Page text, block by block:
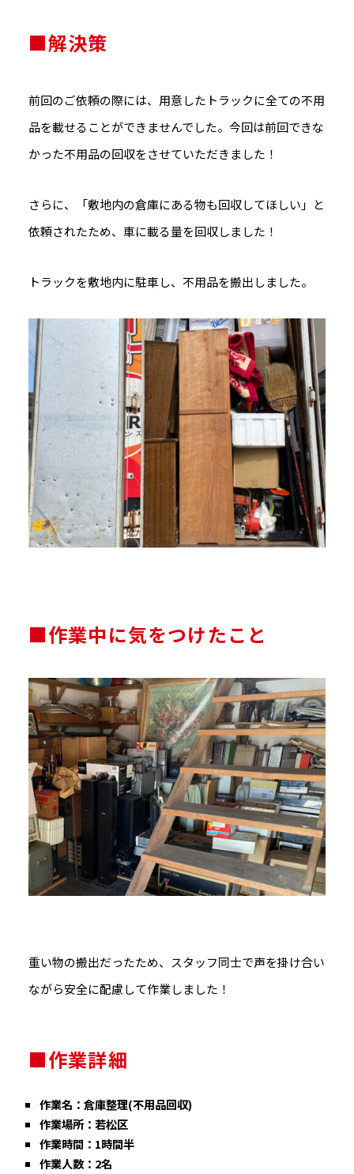
■解決策
前回のご依頼の際には、用意したトラックに全ての不用
品を載せることができませんでした。今回は前回できな
かった不用品の回収をさせていただきました！
さらに、「敷地内の倉庫にある物も回収してほしい」と
依頼されたため、車に載る量を回収しました！
トラックを敷地内に駐車し、不用品を搬出しました。
■作業中に気をつけたこと
重い物の搬出だったため、スタッフ同士で声を掛け合い
ながら安全に配慮して作業しました！
■作業詳細
作業名：倉庫整理(不用品回収)
作業場所：若松区
作業時間：1時間半
作業人数：2名